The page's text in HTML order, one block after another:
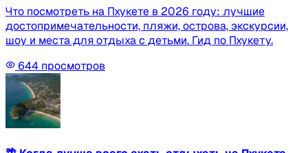
Что посмотреть на Пхукете в 2026 году: лучшие
достопримечательности, пляжи, острова, экскурсии,
шоу и места для отдыха с детьми. Гид по Пхукету.
644 просмотров